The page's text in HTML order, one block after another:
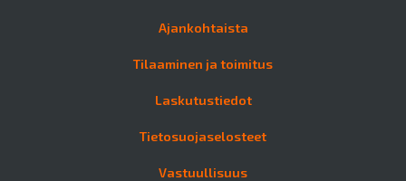
Ajankohtaista
Tilaaminen ja toimitus
Laskutustiedot
Tietosuojaselosteet
Vastuullisuus